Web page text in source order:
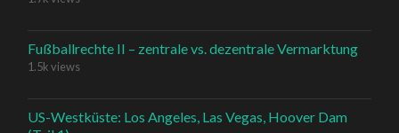
Fußballrechte II – zentrale vs. dezentrale Vermarktung
1.5k views
US-Westküste: Los Angeles, Las Vegas, Hoover Dam